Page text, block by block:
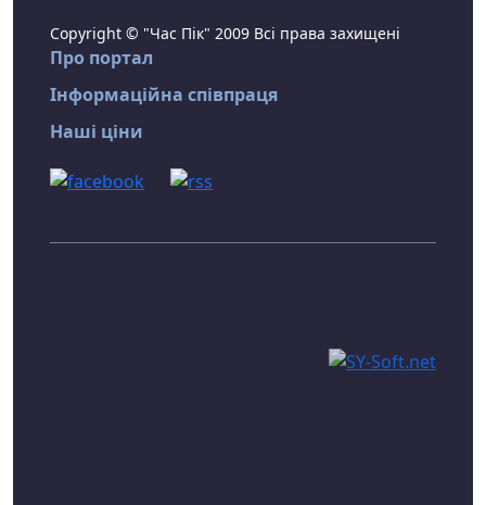
Copyright © "Час Пік" 2009 Всі права захищені
Про портал
Інформаційна співпраця
Наші ціни